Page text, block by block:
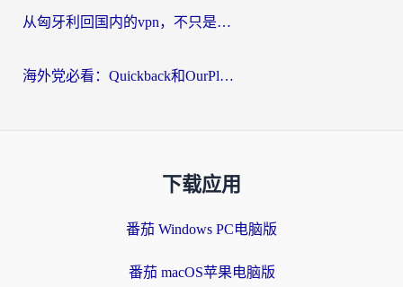
从匈牙利回国内的vpn，不只是为了刷剧那么简单
海外党必看：Quickback和OurPlay好用吗？3分钟选对回国加速器，无缝刷剧玩游戏
下载应用
番茄 Windows PC电脑版
番茄 macOS苹果电脑版